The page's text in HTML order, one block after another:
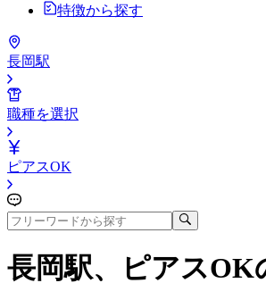
特徴から探す
長岡駅
職種を選択
ピアスOK
長岡駅、ピアスOK